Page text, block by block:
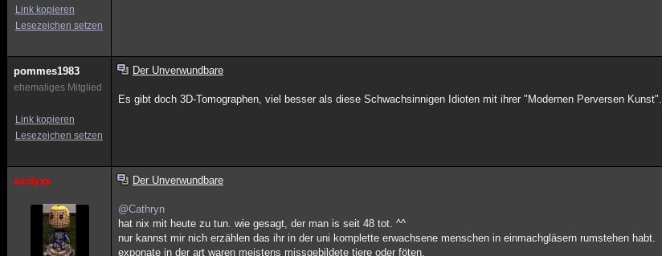
Link kopieren
Lesezeichen setzen
pommes1983
ehemaliges Mitglied
Link kopieren
Lesezeichen setzen
Der Unverwundbare
Es gibt doch 3D-Tomographen, viel besser als diese Schwachsinnigen Idioten mit ihrer "Modernen Perversen Kunst".
xxstyxx Der Unverwundbare
@Cathryn
hat nix mit heute zu tun. wie gesagt, der man is seit 48 tot. ^^
nur kannst mir nich erzählen das ihr in der uni komplette erwachsene menschen in einmachgläsern rumstehen habt.
exponate in der art waren meistens missgebildete tiere oder föten.